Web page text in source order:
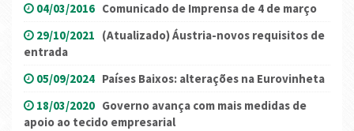
04/03/2016 Comunicado de Imprensa de 4 de março
29/10/2021 (Atualizado) Áustria-novos requisitos de
entrada
05/09/2024 Países Baixos: alterações na Eurovinheta
18/03/2020 Governo avança com mais medidas de
apoio ao tecido empresarial